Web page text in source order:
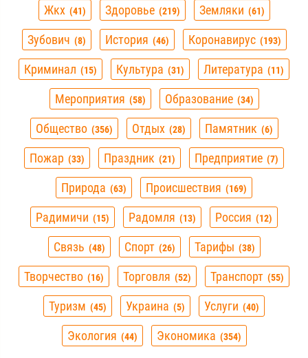
Жкх 41 Здоровье 219 Земляки 61
Зубович 8 История 46 Коронавирус 193
Криминал 15 Культура 31 Литература 11
Мероприятия 58 Образование 34
Общество 356 Отдых 28 Памятник 6
Пожар 33 Праздник 21 Предприятие 7
Природа 63 Происшествия 169
Радимичи 15 Радомля 13 Россия 12
Связь 48 Спорт 26 Тарифы 38
Творчество 16 Торговля 52 Транспорт 55
Туризм 45 Украина 5 Услуги 40
Экология 44 Экономика 354